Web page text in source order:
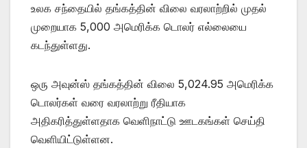
உலக சந்தையில் தங்கத்தின் விலை வரலாற்றில் முதல்
முறையாக 5,000 அமெரிக்க டொலர் எல்லையை
கடந்துள்ளது.
ஒரு அவுன்ஸ் தங்கத்தின் விலை 5,024.95 அமெரிக்க
டொலர்கள் வரை வரலாற்று ரீதியாக
அதிகரித்துள்ளதாக வெளிநாட்டு ஊடகங்கள் செய்தி
வெளியிட்டுள்ளன.